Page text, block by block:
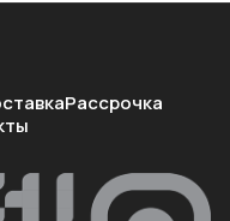
Рассрочка